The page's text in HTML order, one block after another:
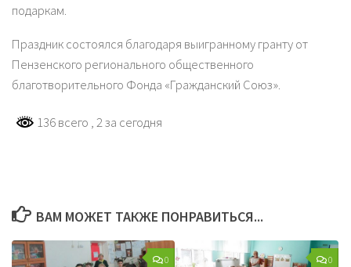
подаркам.
Праздник состоялся благодаря выигранному гранту от
Пензенского регионального общественного
благотворительного Фонда «Гражданский Союз».
136 всего , 2 за сегодня
ВАМ МОЖЕТ ТАКЖЕ ПОНРАВИТЬСЯ...
0 0